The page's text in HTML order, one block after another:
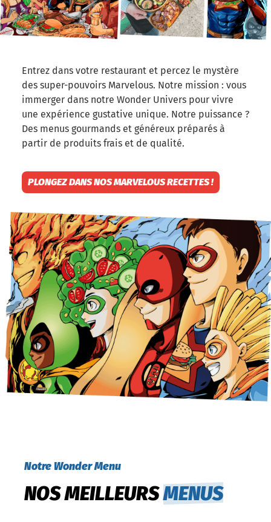
Entrez dans votre restaurant et percez le mystère
des super-pouvoirs Marvelous. Notre mission : vous
immerger dans notre Wonder Univers pour vivre
une expérience gustative unique. Notre puissance ?
Des menus gourmands et généreux préparés à
partir de produits frais et de qualité.
PLONGEZ DANS NOS MARVELOUS RECETTES !
Notre Wonder Menu
NOS MEILLEURSMENUS